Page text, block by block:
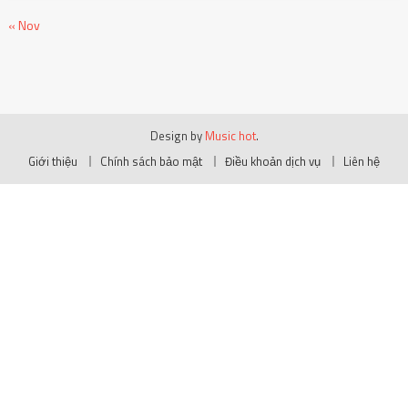
« Nov
Design by Music hot.
Giới thiệu
Chính sách bảo mật Điều khoản dịch vụ Liên hệ